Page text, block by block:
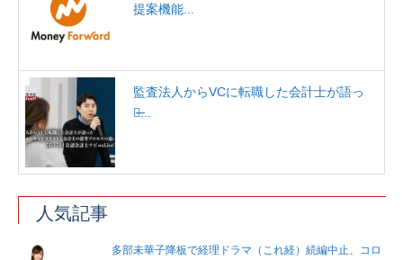
提案機能...
監査法人からVCに転職した会計士が語っ
た̶...
人気記事
多部未華子降板で経理ドラマ（これ経）続編中止、コロ